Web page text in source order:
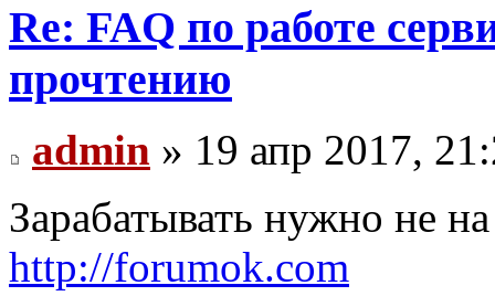
Re: FAQ по работе
прочтению
admin » 19 апр 2017,
Зарабатывать нужно не
http://forumok.com